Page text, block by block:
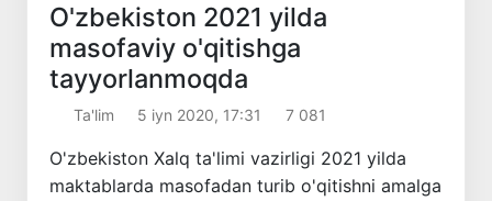
O'zbekiston 2021 yilda
masofaviy o'qitishga
tayyorlanmoqda
Ta'lim 5 iyn 2020, 17:31 7 081
O'zbekiston Xalq ta'limi vazirligi 2021 yilda
maktablarda masofadan turib o'qitishni amalga